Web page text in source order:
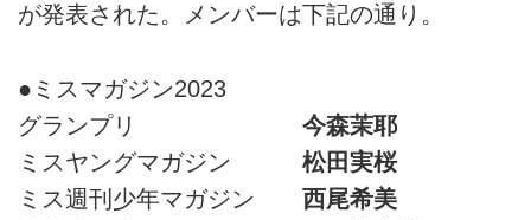
が発表された。メンバーは下記の通り。
●ミスマガジン2023
グランプリ 今森茉耶
ミスヤングマガジン 松田実桜
ミス週刊少年マガジン 西尾希美